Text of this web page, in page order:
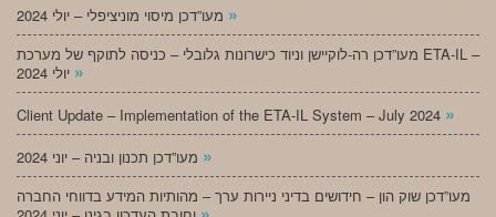
»
מעו”דכן רה-לוקיישן וניוד כישרונות גלובלי – כניסה לתוקף של מערכת ETA-IL –
»
Client Update – Implementation of the ETA-IL System – July 2024 »
»
מעו”דכן שוק הון – חידושים בדיני ניירות ערך – מהותיות המידע בדווחי החברה